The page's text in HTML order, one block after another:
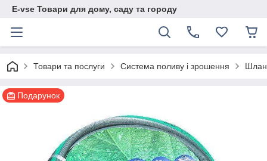
E-vse Товари для дому, саду та городу
Товари та послуги Система поливу і зрошення
Подарунок